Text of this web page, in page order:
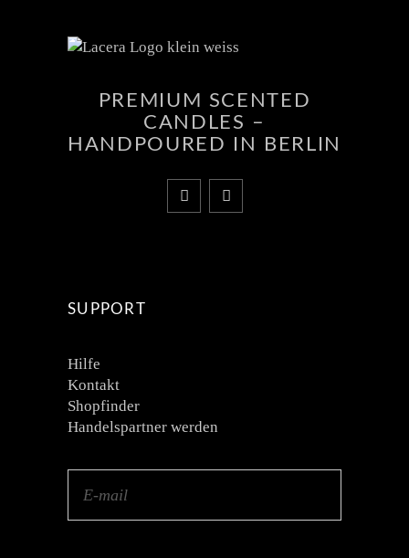
PREMIUM SCENTED
CANDLES –
HANDPOURED IN BERLIN
SUPPORT
Hilfe
Kontakt
Shopfinder
Handelspartner werden